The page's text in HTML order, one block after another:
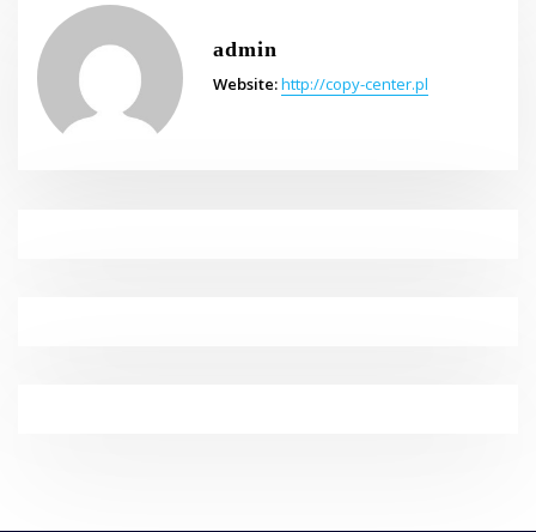
admin
Website:http://copy-center.pl